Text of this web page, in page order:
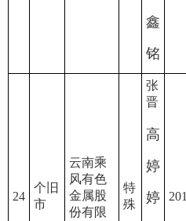
鑫
铭
24
个旧
市
云南乘
风有色
金属股
份有限
特
殊
张
晋
高
婷
婷